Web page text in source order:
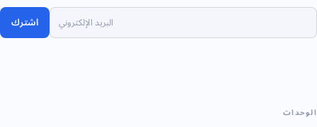
اشترك
الوحدات